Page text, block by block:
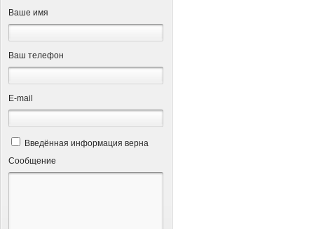
Ваше имя
Ваш телефон
Е-mail
Введённая информация верна
Сообщение